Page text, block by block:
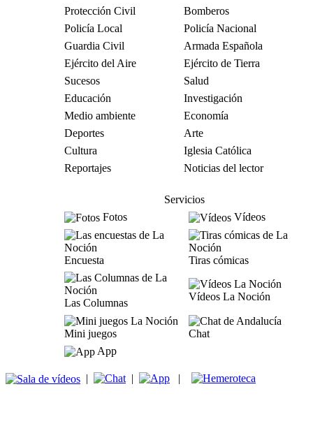
Protección Civil
Bomberos
Policía Local
Policía Nacional
Guardia Civil
Armada Española
Ejército del Aire
Ejército de Tierra
Sucesos
Salud
Educación
Investigación
Medio ambiente
Economía
Deportes
Arte
Cultura
Iglesia Católica
Reportajes
Noticias del lector
Servicios
Fotos
Vídeos
Encuesta Tiras cómicas
Las Columnas
Vídeos La Noción
Mini juegos
Chat
App
| | |